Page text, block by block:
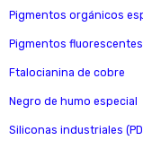
Pigmentos orgánicos
Pigmentos fluorescentes
Ftalocianina de cobre
Negro de humo especial
Siliconas industriales